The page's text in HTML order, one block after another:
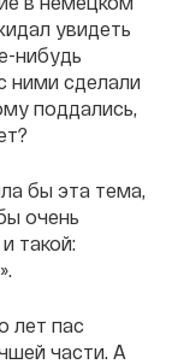
увидеть
нибудь
ними сделали
поддались,
бы эта тема,
очень
такой:
лет пас
части. А